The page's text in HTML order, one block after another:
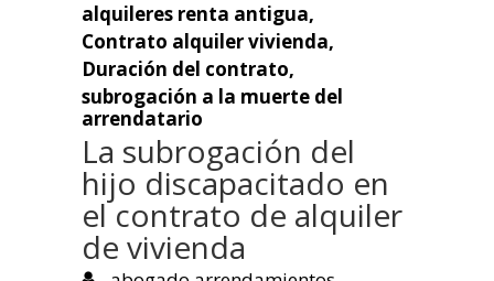
alquileres renta antigua,
Contrato alquiler vivienda,
Duración del contrato,
subrogación a la muerte del
arrendatario
La subrogación del
hijo discapacitado en
el contrato de alquiler
de vivienda